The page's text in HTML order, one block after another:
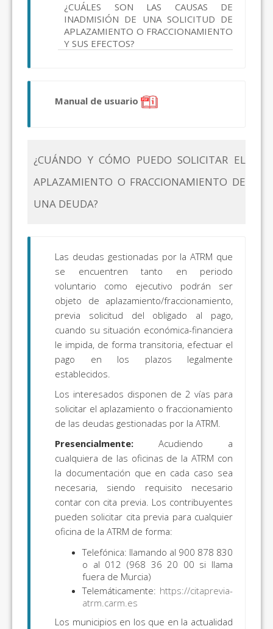
¿CUÁLES SON LAS CAUSAS DE
INADMISIÓN DE UNA SOLICITUD DE
APLAZAMIENTO O FRACCIONAMIENTO
Y SUS EFECTOS?
Manual de usuario
¿CUÁNDO Y CÓMO PUEDO SOLICITAR EL
APLAZAMIENTO O FRACCIONAMIENTO DE
UNA DEUDA?
Las deudas gestionadas por la ATRM que
se encuentren tanto en periodo
voluntario como ejecutivo podrán ser
objeto de aplazamiento/fraccionamiento,
previa solicitud del obligado al pago,
cuando su situación económica-financiera
le impida, de forma transitoria, efectuar el
pago en los plazos legalmente
establecidos.
Los interesados disponen de 2 vías para
solicitar el aplazamiento o fraccionamiento
de las deudas gestionadas por la ATRM.
Presencialmente: Acudiendo a
cualquiera de las oficinas de la ATRM con
la documentación que en cada caso sea
necesaria, siendo requisito necesario
contar con cita previa. Los contribuyentes
pueden solicitar cita previa para cualquier
oficina de la ATRM de forma:
Telefónica: llamando al 900 878 830
o al 012 (968 36 20 00 si llama
fuera de Murcia)
Telemáticamente: https://citaprevia-
atrm.carm.es
Los municipios en los que en la actualidad